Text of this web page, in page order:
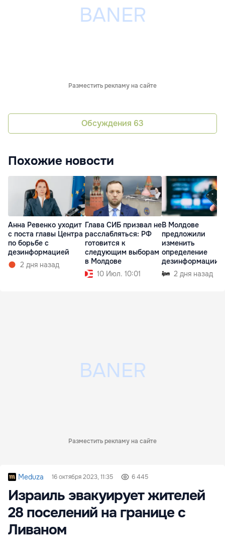
Разместить рекламу на сайте
Обсуждения 63
Похожие новости
Анна Ревенко уходит
с поста главы Центра
по борьбе с
дезинформацией
2 дня назад
Глава СИБ призвал не
расслабляться: РФ
готовится к
следующим выборам
в Молдове
10 Июл. 10:01
В Молдове
предложили
изменить
определение
дезинформации
2 дня назад
Разместить рекламу на сайте
Meduza 16 октября 2023, 11:35 6 445
Израиль эвакуирует жителей
28 поселений на границе с
Ливаном